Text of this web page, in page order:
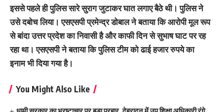
इससे पहले ही पुलिस सारे सुराग जुटाकर घात लगाए बैठे थी। पुलिस ने
उसे दबोच लिया। एसएसपी प्रमेन्द्र डोबाल ने बताया कि आरोपी मूल रूप
से बांदा उत्तर प्रदेश का निवासी है और काफी दिन से सुभाष घाट पर रह
रहा था। एसएसपी ने बताया कि पुलिस टीम को ढाई हजार रुपये का
इनाम भी दिया गया है।
You Might Also Like